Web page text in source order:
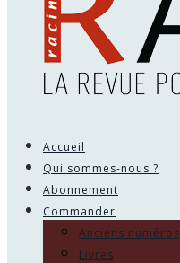
Accueil
Qui sommes-nous ?
Abonnement
Commander
Anciens numéros
Livres